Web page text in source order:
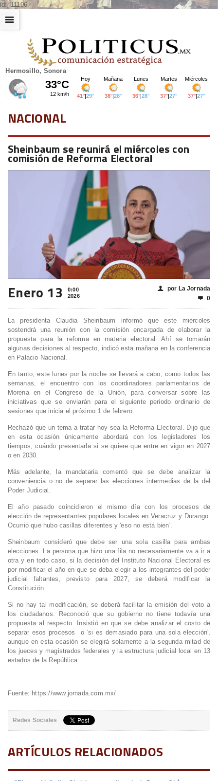
id: |11196
Hermosillo, Sonora
☰
NACIONAL
Sheinbaum se reunirá el miércoles con
comisión de Reforma Electoral
Enero 13
0:00
2026
👤 por La Jornada
 0
La presidenta Claudia Sheinbaum informó que este miércoles
sostendrá una reunión con la comisión encargada de elaborar la
propuesta para la reforma en materia electoral. Ahí se tomarán
algunas decisiones al respecto, indicó esta mañana en la conferencia
en Palacio Nacional.
En tanto, este lunes por la noche se llevará a cabo, como todos las
semanas, el encuentro con los coordinadores parlamentarios de
Morena en el Congreso de la Unión, para conversar sobre las
iniciativas que se enviarán para el siguiente periodo ordinario de
sesiones que inicia el próximo 1 de febrero.
Rechazó que un tema a tratar hoy sea la Reforma Electoral. Dijo que
en esta ocasión únicamente abordará con los legisladores los
tiempos, cuándo presentarla si se quiere que entre en vigor en 2027
o en 2030.
Más adelante, la mandataria comentó que se debe analizar la
conveniencia o no de separar las elecciones intermedias de la del
Poder Judicial.
El año pasado coincidieron el mismo día con los procesos de
elección de representantes populares locales en Veracruz y Durango.
Ocurrió que hubo casillas diferentes y 'eso no está bien'.
Sheinbaum consideró que debe ser una sola casilla para ambas
elecciones. La persona que hizo una fila no necesariamente va a ir a
otra y en todo caso, si la decisión del Instituto Nacional Electoral es
por modificar el año en que se deba elegir a los integrantes del poder
judicial faltantes, previsto para 2027, se deberá modificar la
Constitución.
Si no hay tal modificación, se deberá facilitar la emisión del voto a
los ciudadanos. Reconoció que su gobierno no tiene todavía una
propuesta al respecto. Insistió en que se debe analizar el costo de
separar esos procesos o 'si es demasiado para una sola elección',
aunque en esta ocasión se elegirá solamente a la segunda mitad de
los jueces y magistrados federales y la estructura judicial local en 13
estados de la República.
Fuente: https://www.jornada.com.mx/
Redes Sociales
ARTÍCULOS RELACIONADOS